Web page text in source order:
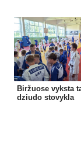
Biržuose vyksta
dziudo stovykla